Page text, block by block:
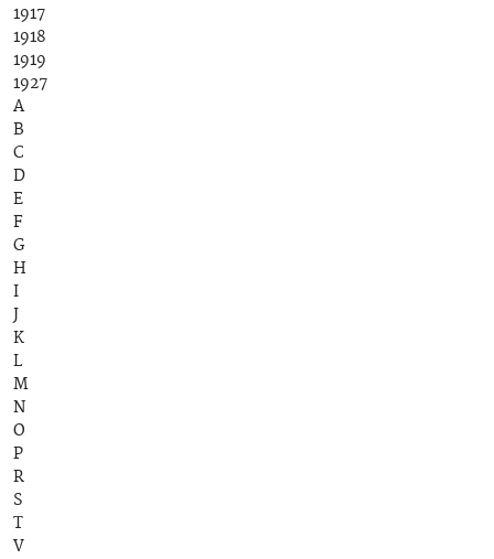
1917
1918
1919
1927
A
B
C
D
E
F
G
H
I
J
K
L
M
N
O
P
R
S
T
V